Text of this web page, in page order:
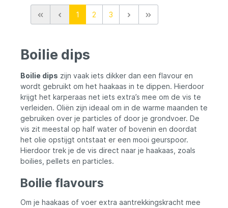
aan hoogwaardige aminozuren, betaine
HCL, boterzuur, eetlustopwekkers, NHDC-
sweeteners en krachtige smaakversterkers.
karpers moeilijk nee tegen kunnen zeggen.
Wat deze booster écht uniek maakt, is dat
hij exact dezelfde liquids en flavours bevat
als de gelijknamige MTC boilies. Hierdoor
ontstaat er een 100% match in het geur- en
smaakprofiel van je aasaanbieding, wat het
vertrouwen van de vis vergroot en tot
snellere aanbeten kan leiden. Verpakt in
een handige fles van 500 ml is deze
booster eenvoudig te doseren en lang
houdbaar. Of je nu een ervaren
karpervisser bent of net begint, deze
booster tilt jouw sessies gegarandeerd
extra attractieve boost en ervaar zelf het
verschil aan de waterkant met de MTC
Baits Bait Booster.
1 2 3
Boilie dips
Boilie dips zijn vaak iets dikker dan een flavour en
wordt gebruikt om het haakaas in te dippen. Hierdoor
krijgt het karperaas net iets extra’s mee om de vis te
verleiden. Oliën zijn ideaal om in de warme maanden te
gebruiken over je particles of door je grondvoer. De
vis zit meestal op half water of bovenin en doordat
het olie opstijgt ontstaat er een mooi geurspoor.
Hierdoor trek je de vis direct naar je haakaas, zoals
boilies, pellets en particles.
Boilie flavours
Om je haakaas of voer extra aantrekkingskracht mee